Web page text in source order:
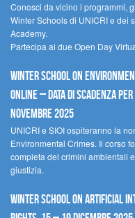
Conosci da vicino i programmi,
Winter Schools di UNICRI e dei
Academy.
Partecipa ai due Open Day
Winter School on
Online – Data di scadenza
novembre 2025
UNICRI e SIOI ospiteranno la
Environmental Crimes. Il corso
completa dei crimini ambientali
giustizia.
Winter School on Artificial